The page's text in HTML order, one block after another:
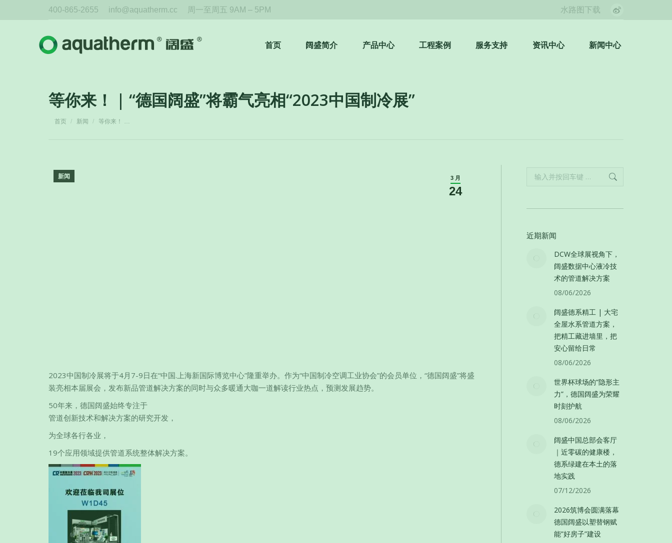
400-865-2655 info@aquatherm.cc 周一至周五 9AM – 5PM 水路图下载
Weibo
opens
首页 阔盛简介 产品中心 工程案例 服务支持 资讯中心 新闻中心
等你来！ | “德国阔盛”将霸气亮相“2023中国制冷展”
您在这里：
首页 新闻 等你来！ …
3 月
24
新闻
2023中国制冷展将于4月7-9日在“中国.上海新国际博览中心”隆重举办。作为“中国制冷空调工业协会”的会员单位，“德国阔盛”将盛
装亮相本届展会，发布新品管道解决方案的同时与众多暖通大咖一道解读行业热点，预测发展趋势。
50年来，德国阔盛始终专注于
管道创新技术和解决方案的研究开发，
为全球各行各业，
19个应用领域提供管道系统整体解决方案。
Search:
近期新闻
DCW全球展视角下，
阔盛数据中心液冷技
术的管道解决方案
08/06/2026
阔盛德系精工 | 大宅
全屋水系管道方案，
把精工藏进墙里，把
安心留给日常
08/06/2026
世界杯球场的“隐形主
力”，德国阔盛为荣耀
时刻护航
08/06/2026
阔盛中国总部会客厅
｜近零碳的健康楼，
德系绿建在本土的落
地实践
07/12/2026
2026筑博会圆满落幕
德国阔盛以塑替钢赋
能”好房子”建设